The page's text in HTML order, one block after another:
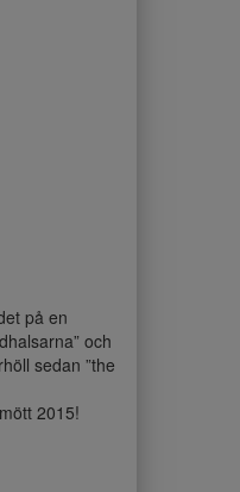
på en
och
sedan ”the
2015!